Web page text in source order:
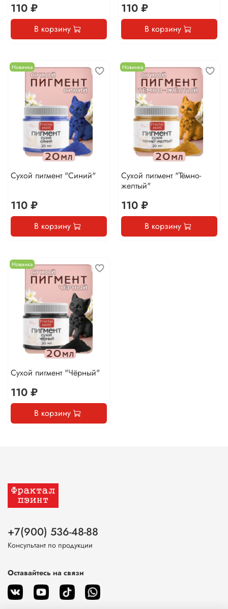
110 ₽
В корзину
110 ₽
В корзину
Новинка
Сухой пигмент "Синий"
110 ₽
В корзину
Новинка
Сухой пигмент "Тёмно-
желтый"
110 ₽
В корзину
Новинка
Сухой пигмент "Чёрный"
110 ₽
В корзину
+7(900) 536-48-88
Консультант по продукции
Оставайтесь на связи